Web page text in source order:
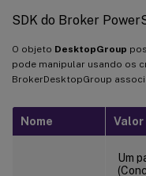
SDK do Broker
O objeto DesktopGroup
pode manipular usando os
BrokerDesktopGroup
Nome Valor
Um